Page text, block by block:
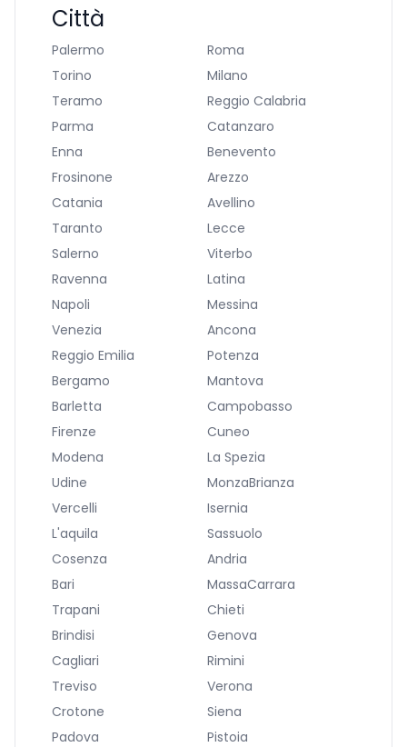
Città
Palermo
Roma
Torino
Milano
Teramo
Reggio Calabria
Parma
Catanzaro
Enna
Benevento
Frosinone
Arezzo
Catania
Avellino
Taranto
Lecce
Salerno
Viterbo
Ravenna
Latina
Napoli
Messina
Venezia
Ancona
Reggio Emilia
Potenza
Bergamo
Mantova
Barletta
Campobasso
Firenze
Cuneo
Modena
La Spezia
Udine
MonzaBrianza
Vercelli
Isernia
L'aquila
Sassuolo
Cosenza
Andria
Bari
MassaCarrara
Trapani
Chieti
Brindisi
Genova
Cagliari
Rimini
Treviso
Verona
Crotone
Siena
Padova
Pistoia